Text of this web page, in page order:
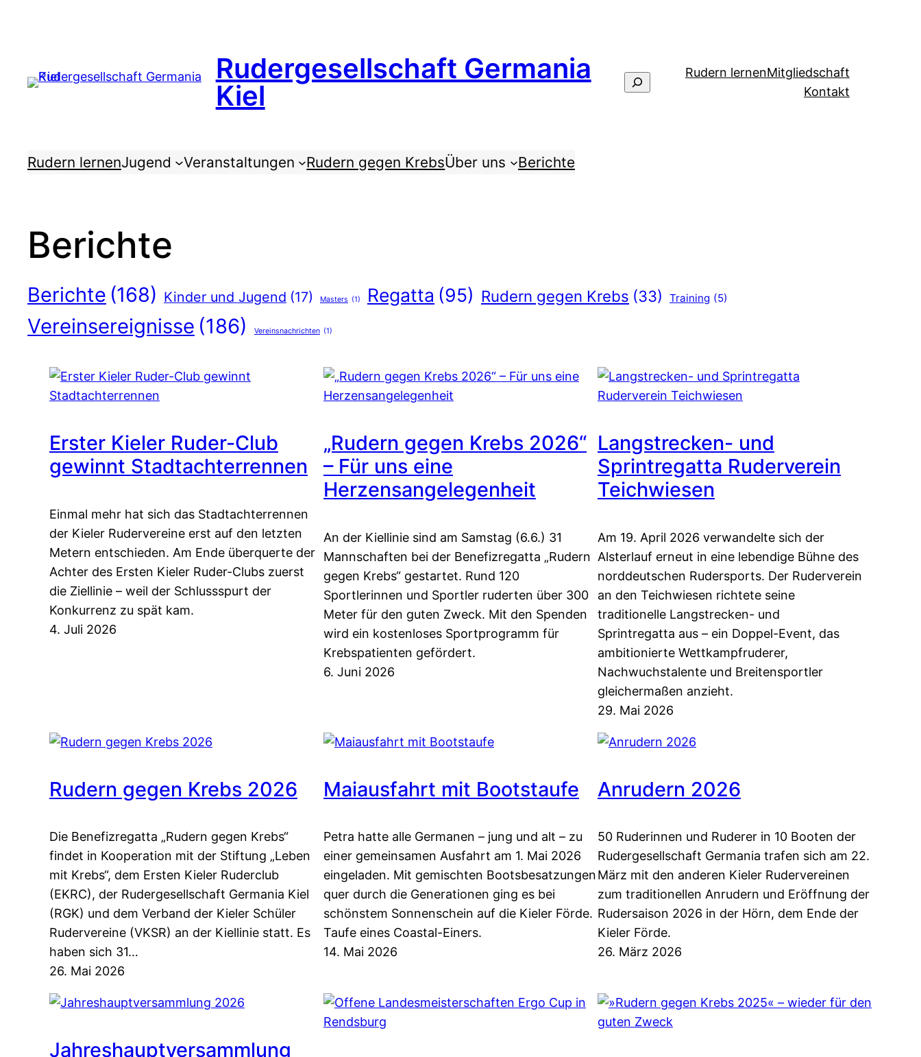
Rudergesellschaft Germania
Kiel
Suchen
Rudern lernenMitgliedschaft
Kontakt
Rudern lernenJugend Veranstaltungen Rudern gegen KrebsÜber uns Berichte
Berichte
Berichte (168) Kinder und Jugend (17) Masters (1) Regatta (95) Rudern gegen Krebs (33) Training (5)
Vereinsereignisse (186) Vereinsnachrichten (1)
Erster Kieler Ruder-Club
gewinnt Stadtachterrennen
Einmal mehr hat sich das Stadtachterrennen
der Kieler Rudervereine erst auf den letzten
Metern entschieden. Am Ende überquerte der
Achter des Ersten Kieler Ruder-Clubs zuerst
die Ziellinie – weil der Schlussspurt der
Konkurrenz zu spät kam.
4. Juli 2026
„Rudern gegen Krebs 2026“
– Für uns eine
Herzensangelegenheit
An der Kiellinie sind am Samstag (6.6.) 31
Mannschaften bei der Benefizregatta „Rudern
gegen Krebs“ gestartet. Rund 120
Sportlerinnen und Sportler ruderten über 300
Meter für den guten Zweck. Mit den Spenden
wird ein kostenloses Sportprogramm für
Krebspatienten gefördert.
6. Juni 2026
Langstrecken- und
Sprintregatta Ruderverein
Teichwiesen
Am 19. April 2026 verwandelte sich der
Alsterlauf erneut in eine lebendige Bühne des
norddeutschen Rudersports. Der Ruderverein
an den Teichwiesen richtete seine
traditionelle Langstrecken- und
Sprintregatta aus – ein Doppel-Event, das
ambitionierte Wettkampfruderer,
Nachwuchstalente und Breitensportler
gleichermaßen anzieht.
29. Mai 2026
Rudern gegen Krebs 2026
Die Benefizregatta „Rudern gegen Krebs“
findet in Kooperation mit der Stiftung „Leben
mit Krebs“, dem Ersten Kieler Ruderclub
(EKRC), der Rudergesellschaft Germania Kiel
(RGK) und dem Verband der Kieler Schüler
Rudervereine (VKSR) an der Kiellinie statt. Es
haben sich 31…
26. Mai 2026
Maiausfahrt mit Bootstaufe
Petra hatte alle Germanen – jung und alt – zu
einer gemeinsamen Ausfahrt am 1. Mai 2026
eingeladen. Mit gemischten Bootsbesatzungen
quer durch die Generationen ging es bei
schönstem Sonnenschein auf die Kieler Förde.
Taufe eines Coastal-Einers.
14. Mai 2026
Anrudern 2026
50 Ruderinnen und Ruderer in 10 Booten der
Rudergesellschaft Germania trafen sich am 22.
März mit den anderen Kieler Rudervereinen
zum traditionellen Anrudern und Eröffnung der
Rudersaison 2026 in der Hörn, dem Ende der
Kieler Förde.
26. März 2026
Jahreshauptversammlung